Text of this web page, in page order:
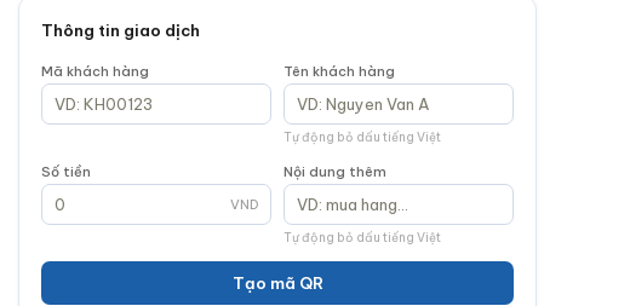
Thông tin giao dịch
Mã khách hàng Tên khách hàng
Tự động bỏ dấu tiếng Việt
Số tiền
VND
Nội dung thêm
Tự động bỏ dấu tiếng Việt
Tạo mã QR